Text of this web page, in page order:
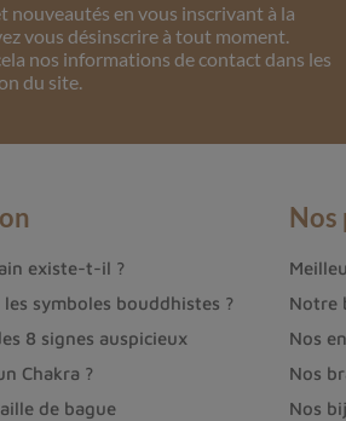
et les influences
bienfaits sur la circulation
en lithothérapie ?
être utilisée de différentes
nouveautés en vous inscrivant à la
vous désinscrire à tout moment.
nos informations de contact dans les
du site.
existe-t-il ?
symboles bouddhistes ?
8 signes auspicieux
Chakra ?
de bague
Nos
Notre
Nos
Nos
Nos